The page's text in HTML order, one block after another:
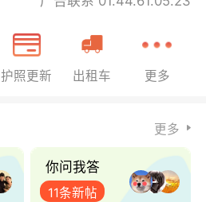
护照更新 出租车 更多
更多
你问我答
11条新帖